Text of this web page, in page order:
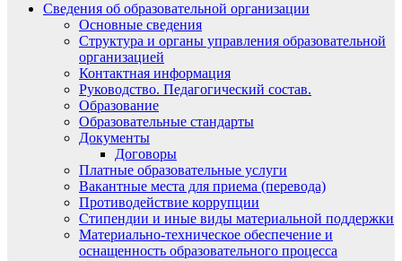
Сведения об образовательной организации
Основные сведения
Структура и органы управления образовательной
организацией
Контактная информация
Руководство. Педагогический состав.
Образование
Образовательные стандарты
Документы
Договоры
Платные образовательные услуги
Вакантные места для приема (перевода)
Противодействие коррупции
Стипендии и иные виды материальной поддержки
Материально-техническое обеспечение и
оснащенность образовательного процесса